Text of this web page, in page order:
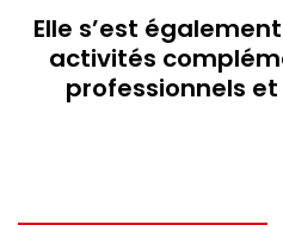
Elle s’est
activités
professionnels